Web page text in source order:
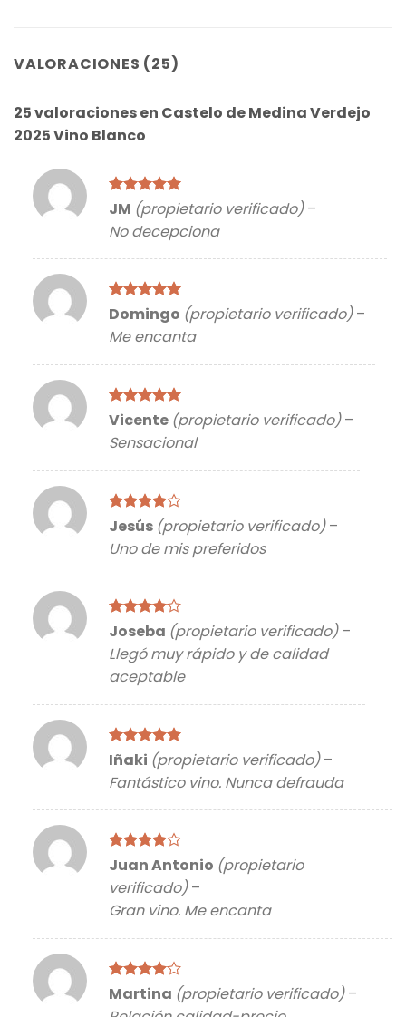
VALORACIONES (25)
25 valoraciones en Castelo de Medina Verdejo
2025 Vino Blanco
Valorado
5 de 5
JM (propietario verificado) –
No decepciona
Valorado
de 5
Domingo (propietario verificado) –
Me encanta
Valorado
de 5
Vicente (propietario verificado) –
Sensacional
Valorado
con4de
5
Jesús (propietario verificado) –
Uno de mis preferidos
Valorado
5
Joseba (propietario verificado) –
Llegó muy rápido y de calidad
aceptable
Valorado
de 5
Iñaki (propietario verificado) –
Fantástico vino. Nunca defrauda
Valorado
5
Juan Antonio (propietario
verificado) –
Gran vino. Me encanta
Valorado
Martina (propietario verificado) –